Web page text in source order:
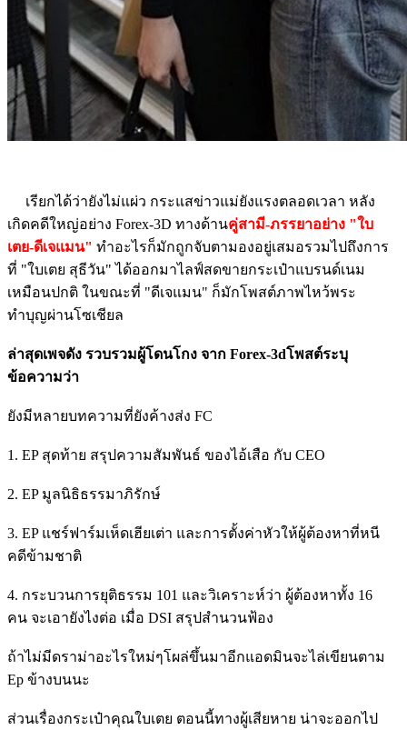
เรียกได้ว่ายังไม่แผ่ว กระแสข่าวแม่ยังแรงตลอดเวลา หลัง
เกิดคดีใหญ่อย่าง Forex-3D ทางด้านคู่สามี-ภรรยาอย่าง "ใบ
เตย-ดีเจแมน" ทำอะไรก็มักถูกจับตามองอยู่เสมอรวมไปถึงการ
ที่ "ใบเตย สุธีวัน" ได้ออกมาไลฟ์สดขายกระเป๋าแบรนด์เนม
เหมือนปกติ ในขณะที่ "ดีเจแมน" ก็มักโพสต์ภาพไหว้พระ
ทำบุญผ่านโซเชียล
ล่าสุดเพจดัง รวบรวมผู้โดนโกง จาก Forex-3dโพสต์ระบุ
ข้อความว่า
ยังมีหลายบทความที่ยังค้างส่ง FC
1. EP สุดท้าย สรุปความสัมพันธ์ ของไอ้เสือ กับ CEO
2. EP มูลนิธิธรรมาภิรักษ์
3. EP แชร์ฟาร์มเห็ดเฮียเต่า และการตั้งค่าหัวให้ผู้ต้องหาที่หนี
คดีข้ามชาติ
4. กระบวนการยุติธรรม 101 และวิเคราะห์ว่า ผู้ต้องหาทั้ง 16
คน จะเอายังไงต่อ เมื่อ DSI สรุปสำนวนฟ้อง
ถ้าไม่มีดราม่าอะไรใหม่ๆโผล่ขึ้นมาอีกแอดมินจะไล่เขียนตาม
Ep ข้างบนนะ
ส่วนเรื่องกระเป๋าคุณใบเตย ตอนนี้ทางผู้เสียหาย น่าจะออกไป